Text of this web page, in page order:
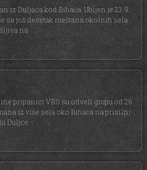
iz Duljaca kod Bihaća. Ubijen je 23. 9.
sa još desetak meštana okolnih sela
na
pripanici VRS su odveli grupu od 26
iz više sela oko Bihaća na prisilni
Duljce.